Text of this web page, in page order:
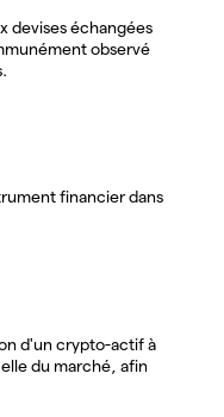
devises échangées
observé
financier dans
d'un crypto-actif à
du marché, afin